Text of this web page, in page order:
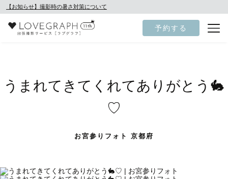
【お知らせ】撮影時の暑さ対策について
予約する
うまれてきてくれてありがとう🐇
♡
お宮参りフォト 京都府